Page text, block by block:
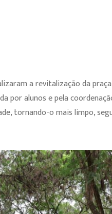
a revitalização da
por alunos e pela
tornando-o mais limpo,